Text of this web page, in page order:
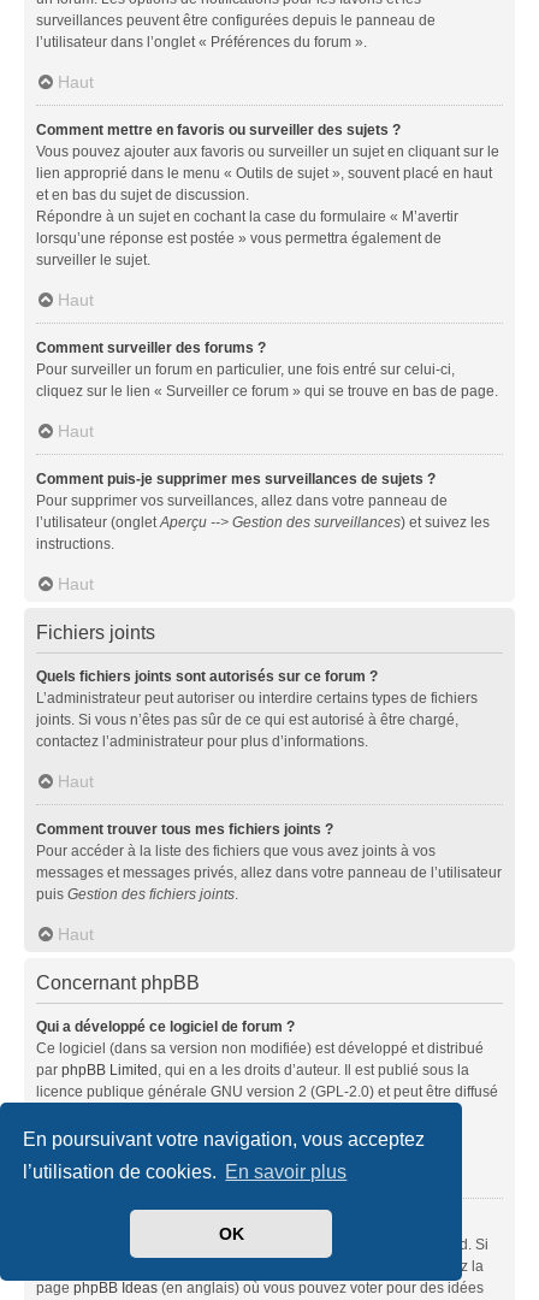
En poursuivant votre navigation, vous acceptez
l’utilisation de cookies. En savoir plus
OK
surveillances peuvent être configurées depuis le panneau de
l’utilisateur dans l’onglet « Préférences du forum ».
Haut
Comment mettre en favoris ou surveiller des sujets ?
Vous pouvez ajouter aux favoris ou surveiller un sujet en cliquant sur le
lien approprié dans le menu « Outils de sujet », souvent placé en haut
et en bas du sujet de discussion.
Répondre à un sujet en cochant la case du formulaire « M’avertir
lorsqu’une réponse est postée » vous permettra également de
surveiller le sujet.
Haut
Comment surveiller des forums ?
Pour surveiller un forum en particulier, une fois entré sur celui-ci,
cliquez sur le lien « Surveiller ce forum » qui se trouve en bas de page.
Haut
Comment puis-je supprimer mes surveillances de sujets ?
Pour supprimer vos surveillances, allez dans votre panneau de
l’utilisateur (ongletAperçu --> Gestion des surveillances) et suivez les
instructions.
Haut
Fichiers joints
Quels fichiers joints sont autorisés sur ce forum ?
L’administrateur peut autoriser ou interdire certains types de fichiers
joints. Si vous n’êtes pas sûr de ce qui est autorisé à être chargé,
contactez l’administrateur pour plus d’informations.
Haut
Comment trouver tous mes fichiers joints ?
Pour accéder à la liste des fichiers que vous avez joints à vos
messages et messages privés, allez dans votre panneau de l’utilisateur
puis Gestion des fichiers joints.
Haut
Concernant phpBB
Qui a développé ce logiciel de forum ?
Ce logiciel (dans sa version non modifiée) est développé et distribué
par phpBB Limited, qui en a les droits d’auteur. Il est publié sous la
licence publique générale GNU version 2 (GPL-2.0) et peut être diffusé
À propos de phpBB» (en anglais).
Haut
Ce logiciel a été développé et mis sous licence par phpBB Limited. Si
vous pensez qu’une fonctionnalité nécessite d’être ajoutée, visitez la
page phpBB Ideas (en anglais) où vous pouvez voter pour des idées